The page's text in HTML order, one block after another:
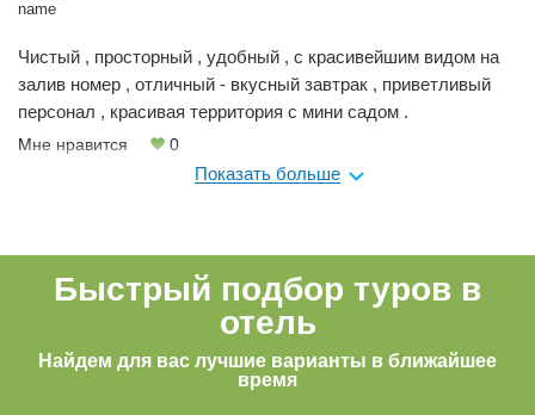
Чистый , просторный , удобный , с красивейшим видом на
залив номер , отличный - вкусный завтрак , приветливый
персонал , красивая территория с мини садом .
Мне нравится 0
Показать больше
Быстрый подбор туров в
отель
Найдем для вас лучшие варианты в ближайшее
время